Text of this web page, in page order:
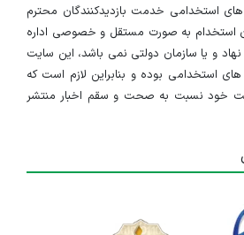
استخدامی خدمت بازدیدکنندگان محترم
استخدام به صورت مستقل و خصوصی اداره
و یا سازمان دولتی نمی باشد، این سایت
استخدامی بوده و بنابراین لازم است که
خود نسبت به صحت و سقم اخبار منتشر